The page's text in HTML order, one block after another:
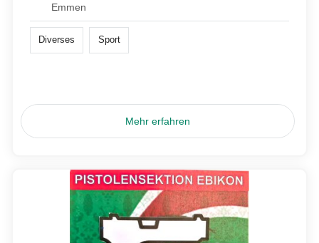
Emmen
Diverses Sport
Mehr erfahren